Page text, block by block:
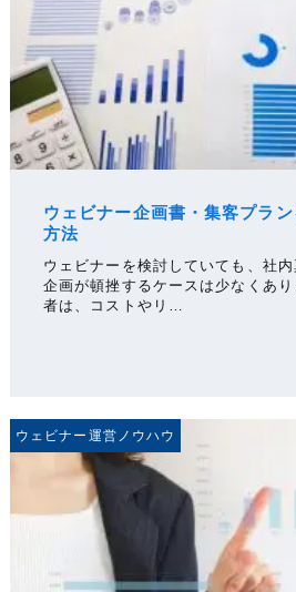
ウェビナー企画書・集客プラ
方法
ウェビナーを検討していても、社内
企画が頓挫するケースは少なくあ
者は、コストやリ…
ウェビナー運営ノウハウ